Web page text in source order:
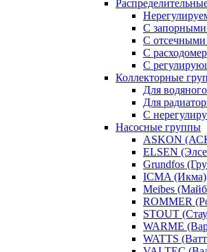
С
С отсечными
С
С
Коллекторные
Для
Для
С
Насосные группы
ASKON
ELSEN
Grundfos
ICMA (Икма)
Meibes
ROMMER
STOUT
WARME
WATTS